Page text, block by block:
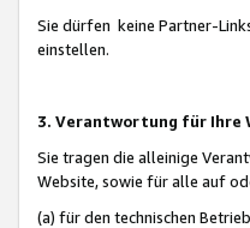
Sie dürfen keine Partner-
einstellen.
3. Verantwortung für Ihre
Sie tragen die alleinige
Website, sowie für alle auf
(a) für den technischen